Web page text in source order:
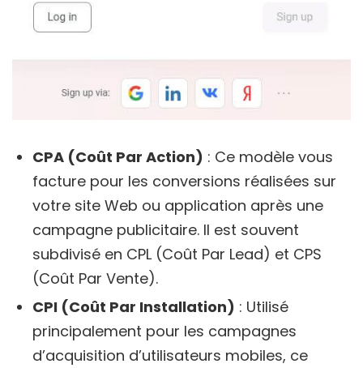
CPA (Coût Par Action) : Ce modèle vous
facture pour les conversions réalisées sur
votre site Web ou application après une
campagne publicitaire. Il est souvent
subdivisé en CPL (Coût Par Lead) et CPS
(Coût Par Vente).
CPI (Coût Par Installation) : Utilisé
principalement pour les campagnes
d’acquisition d’utilisateurs mobiles, ce